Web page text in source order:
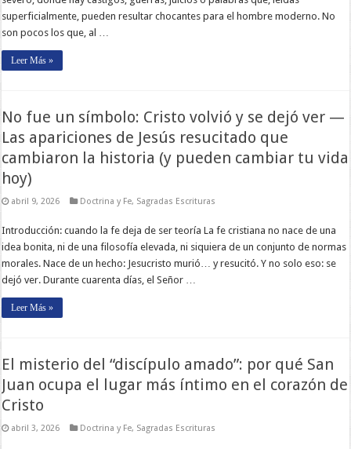
superficialmente, pueden resultar chocantes para el hombre moderno. No
son pocos los que, al …
Leer Más »
No fue un símbolo: Cristo volvió y se dejó ver —
Las apariciones de Jesús resucitado que
cambiaron la historia (y pueden cambiar tu vida
hoy)
abril 9, 2026 Doctrina y Fe, Sagradas Escrituras
Introducción: cuando la fe deja de ser teoría La fe cristiana no nace de una
idea bonita, ni de una filosofía elevada, ni siquiera de un conjunto de normas
morales. Nace de un hecho: Jesucristo murió… y resucitó. Y no solo eso: se
dejó ver. Durante cuarenta días, el Señor …
Leer Más »
El misterio del “discípulo amado”: por qué San
Juan ocupa el lugar más íntimo en el corazón de
Cristo
abril 3, 2026 Doctrina y Fe, Sagradas Escrituras